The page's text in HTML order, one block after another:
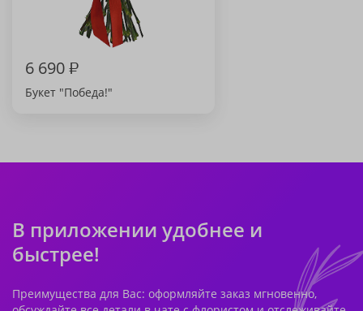
6 690₽
Букет "Победа!"
В приложении удобнее и
быстрее!
Преимущества для Вас: оформляйте заказ мгновенно,